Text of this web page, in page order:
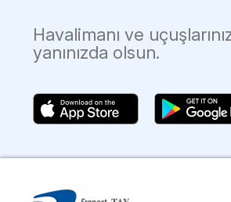
Havalimanı ve
yanınızda olsun.